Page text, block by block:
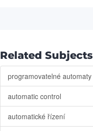
Related Subjects
programovatelné automaty
automatic control
automatické řízení